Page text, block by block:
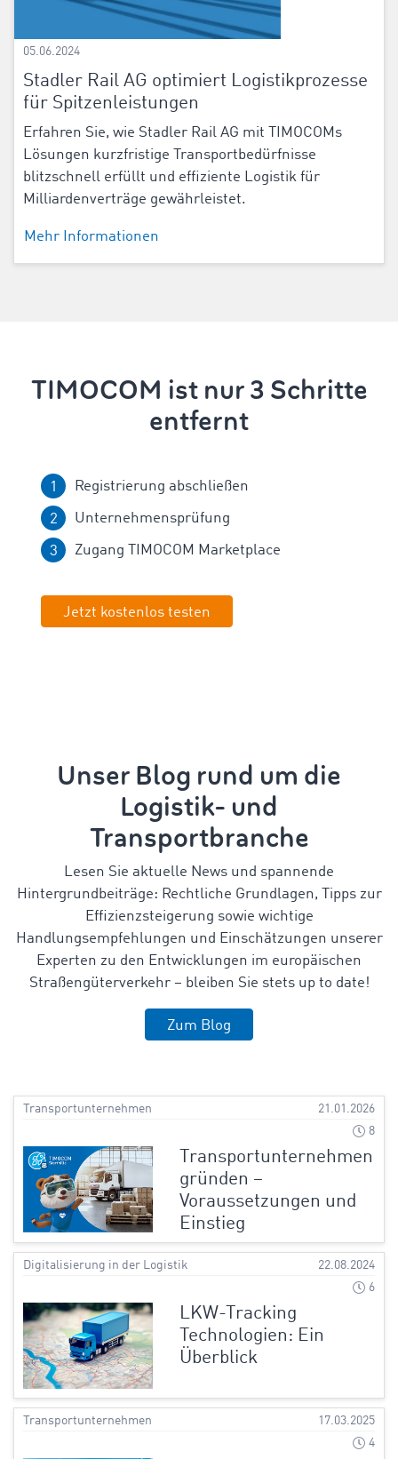
05.06.2024
Stadler Rail AG optimiert Logistikprozesse
für Spitzenleistungen
Erfahren Sie, wie Stadler Rail AG mit TIMOCOMs
Lösungen kurzfristige Transportbedürfnisse
blitzschnell erfüllt und effiziente Logistik für
Milliardenverträge gewährleistet.
Mehr Informationen
TIMOCOM ist nur 3 Schritte
entfernt
Registrierung abschließen
Unternehmensprüfung
Zugang TIMOCOM Marketplace
Jetzt kostenlos testen
Unser Blog rund um die
Logistik- und
Transportbranche
Lesen Sie aktuelle News und spannende
Hintergrundbeiträge: Rechtliche Grundlagen, Tipps zur
Effizienzsteigerung sowie wichtige
Handlungsempfehlungen und Einschätzungen unserer
Experten zu den Entwicklungen im europäischen
Straßengüterverkehr – bleiben Sie stets up to date!
Zum Blog
Transportunternehmen
21.01.2026
8
Transportunternehmen
gründen –
Voraussetzungen und
Einstieg
Digitalisierung in der Logistik
22.08.2024
6
LKW-Tracking
Technologien: Ein
Überblick
Transportunternehmen
17.03.2025
4